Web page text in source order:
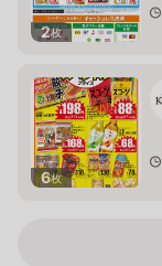
2枚
6枚